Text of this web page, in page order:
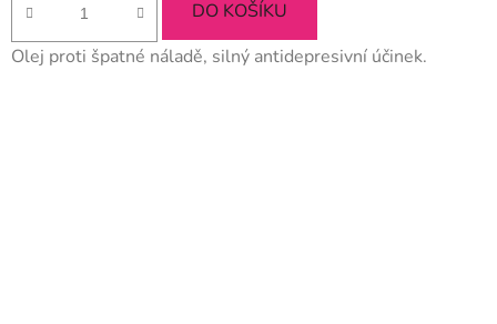
DO KOŠÍKU
Olej proti špatné náladě, silný antidepresivní účinek.